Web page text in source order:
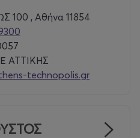
100 , Αθήνα 11854
ΑΤΤΙΚΗΣ
technopolis.gr